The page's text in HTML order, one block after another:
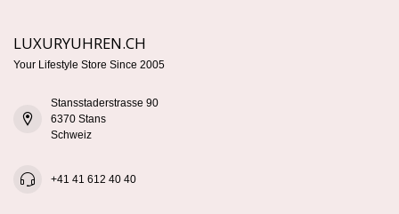
LUXURYUHREN.CH
Your Lifestyle Store Since 2005
Stansstaderstrasse 90
6370 Stans
Schweiz
+41 41 612 40 40